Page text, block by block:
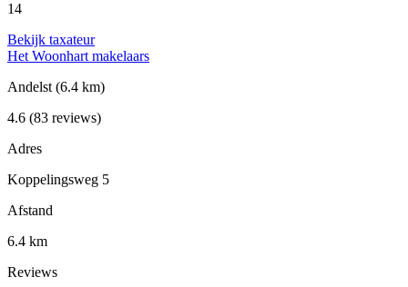
14
Bekijk taxateur
Het Woonhart makelaars
Andelst (6.4 km)
4.6 (83 reviews)
Adres
Koppelingsweg 5
Afstand
6.4 km
Reviews